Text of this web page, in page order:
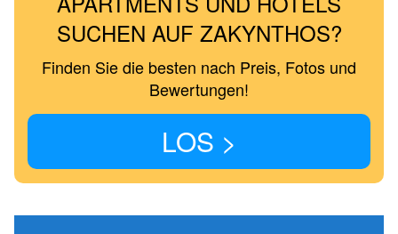
SUCHEN AUF ZAKYNTHOS?
Finden Sie die besten nach Preis, Fotos und
Bewertungen!
LOS >